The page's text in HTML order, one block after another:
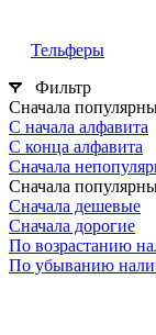
Тельферы
Фильтр
Сначала
С начала алфавита
С конца алфавита
Сначала
Сначала
Сначала дешевые
Сначала дорогие
По возрастанию
По убыванию